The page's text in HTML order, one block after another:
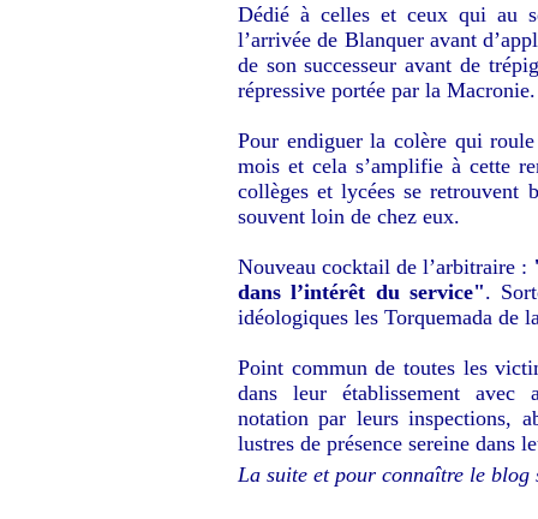
Dédié à celles et ceux qui au
l’arrivée de Blanquer avant
de son successeur avant de
répressive portée par la
Pour endiguer la colère qui roule
mois et cela s’amplifie à cette
collèges et lycées se retrouvent
souvent loin de chez eux.
Nouveau cocktail de l’arbitraire :
dans l’intérêt du service".
idéologiques les Torquemada de
Point commun de toutes les
dans leur établissement avec
notation par leurs inspections,
lustres de présence sereine dans
La suite et pour connaître le blog